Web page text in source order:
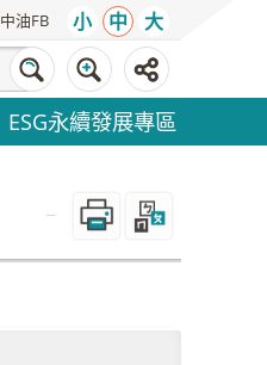
中油FB 小 中 大
ESG永續發展專區